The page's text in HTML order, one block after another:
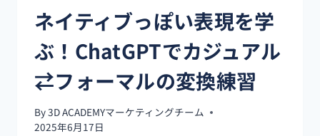
表
力
ア
ッ
プ
法
ネイティブっぽい表現を学
ぶ！ChatGPTでカジュアル
⇄フォーマルの変換練習
By3D ACADEMYマーケティングチーム
2025年6月17日